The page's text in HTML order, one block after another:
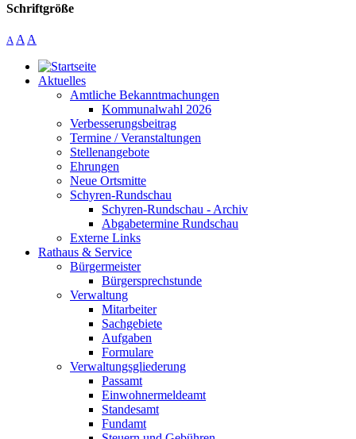
Schriftgröße
A A A
Aktuelles
Amtliche Bekanntmachungen
Kommunalwahl 2026
Verbesserungsbeitrag
Termine / Veranstaltungen
Stellenangebote
Ehrungen
Neue Ortsmitte
Schyren-Rundschau
Schyren-Rundschau - Archiv
Abgabetermine Rundschau
Externe Links
Rathaus & Service
Bürgermeister
Bürgersprechstunde
Verwaltung
Mitarbeiter
Sachgebiete
Aufgaben
Formulare
Verwaltungsgliederung
Passamt
Einwohnermeldeamt
Standesamt
Fundamt